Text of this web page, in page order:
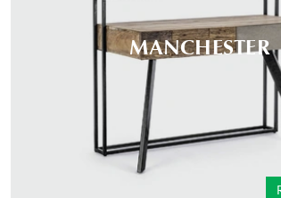
MANCHESTER